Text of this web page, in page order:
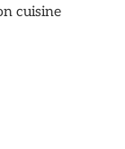
cuisine